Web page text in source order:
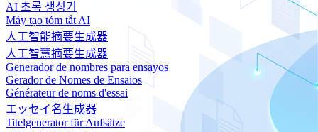
AI 초록 생성기
Máy tạo tóm tắt AI
人工智能摘要生成器
人工智慧摘要生成器
Generador de nombres para ensayos
Gerador de Nomes de Ensaios
Générateur de noms d'essai
エッセイ名生成器
Titelgenerator für Aufsätze